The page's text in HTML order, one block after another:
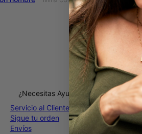
¿Necesitas Ayuda?
Servicio al Cliente
Sigue tu orden
Envíos